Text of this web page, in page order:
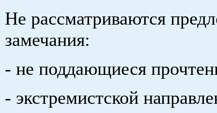
Не рассматриваются
замечания:
- не поддающиеся
- экстремистской